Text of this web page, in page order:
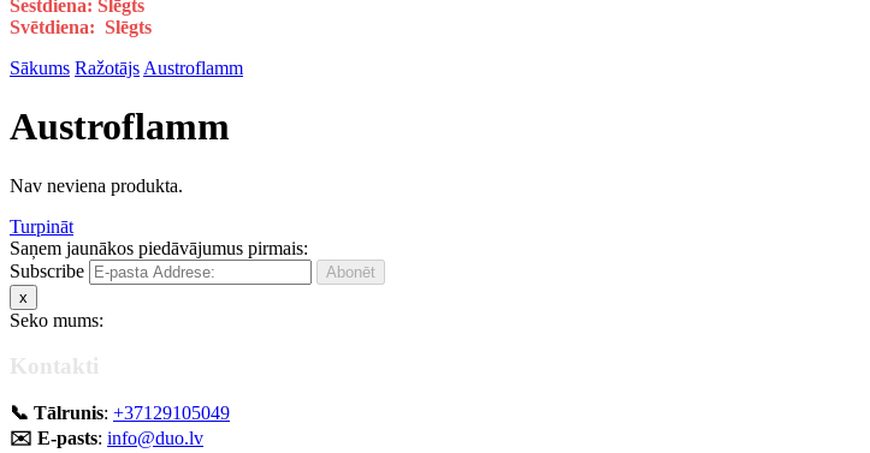
Sestdiena: Slēgts
Svētdiena: Slēgts
Sākums Ražotājs Austroflamm
Austroflamm
Nav neviena produkta.
Turpināt
Saņem jaunākos piedāvājumus pirmais:
Subscribe
x
Seko mums:
Kontakti
📞 Tālrunis: +37129105049
✉️ E-pasts: info@duo.lv